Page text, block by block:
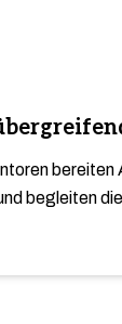
bereiten
begleiten